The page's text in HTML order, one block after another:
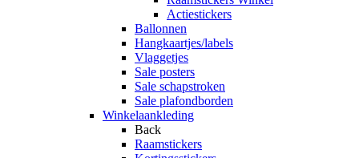
Actiestickers
Ballonnen
Hangkaartjes/labels
Vlaggetjes
Sale posters
Sale schapstroken
Sale plafondborden
Winkelaankleding
Back
Raamstickers